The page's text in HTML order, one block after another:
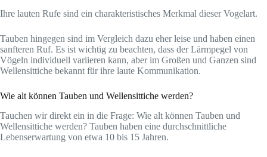
Ihre lauten Rufe sind ein charakteristisches Merkmal dieser Vogelart.
Tauben hingegen sind im Vergleich dazu eher leise und haben einen
sanfteren Ruf. Es ist wichtig zu beachten, dass der Lärmpegel von
Vögeln individuell variieren kann, aber im Großen und Ganzen sind
Wellensittiche bekannt für ihre laute Kommunikation.
Wie alt können Tauben und Wellensittiche werden?
Tauchen wir direkt ein in die Frage: Wie alt können Tauben und
Wellensittiche werden? Tauben haben eine durchschnittliche
Lebenserwartung von etwa 10 bis 15 Jahren.